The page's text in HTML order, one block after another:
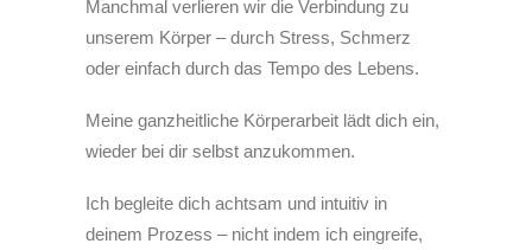
Manchmal verlieren wir die Verbindung zu
unserem Körper – durch Stress, Schmerz
oder einfach durch das Tempo des Lebens.
Meine ganzheitliche Körperarbeit lädt dich ein,
wieder bei dir selbst anzukommen.
Ich begleite dich achtsam und intuitiv in
deinem Prozess – nicht indem ich eingreife,